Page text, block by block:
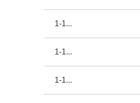
1-1...
1-1...
1-1...